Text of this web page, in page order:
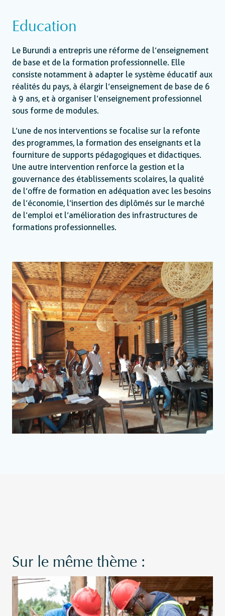
Education
Le Burundi a entrepris une réforme de l’enseignement
de base et de la formation professionnelle. Elle
consiste notamment à adapter le système éducatif aux
réalités du pays, à élargir l’enseignement de base de 6
à 9 ans, et à organiser l’enseignement professionnel
sous forme de modules.
L’une de nos interventions se focalise sur la refonte
des programmes, la formation des enseignants et la
fourniture de supports pédagogiques et didactiques.
Une autre intervention renforce la gestion et la
gouvernance des établissements scolaires, la qualité
de l’offre de formation en adéquation avec les besoins
de l’économie, l’insertion des diplômés sur le marché
de l’emploi et l’amélioration des infrastructures de
formations professionnelles.
Sur le même thème :